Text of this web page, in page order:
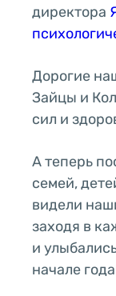
директора
Дорогие
Зайцы и
сил и
А теперь
семей,
видели
заходя в
и
начале